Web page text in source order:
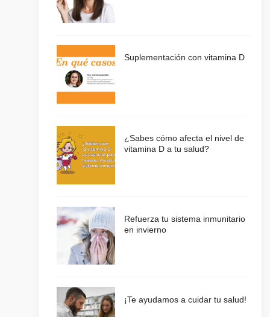
Suplementación con vitamina D
¿Sabes cómo afecta el nivel de
vitamina D a tu salud?
Refuerza tu sistema inmunitario
en invierno
¡Te ayudamos a cuidar tu salud!